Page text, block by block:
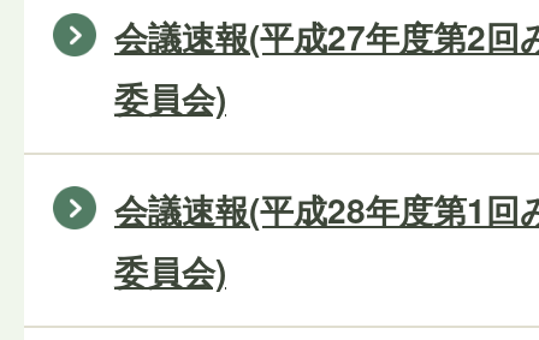
会議速報(平成27年度第2回
委員会)
会議速報(平成28年度第1回
委員会)